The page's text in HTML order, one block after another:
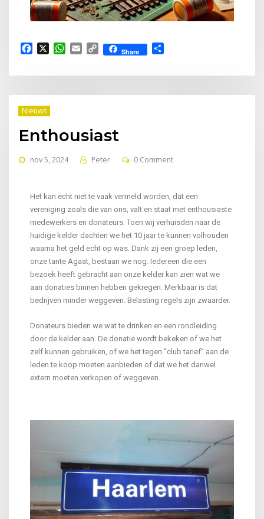
FacebookWhatsApp
EmailCopy Share
Nieuws
Enthousiast
nov 5, 2024 Peter 0 Comment
Het kan echt niet te vaak vermeld worden, dat een
vereniging zoals die van ons, valt en staat met enthousiaste
medewerkers en donateurs. Toen wij verhuisden naar de
huidige kelder dachten we het 10 jaar te kunnen volhouden
waarna het geld echt op was. Dank zij een groep leden,
onze tante Agaat, bestaan we nog. Iedereen die een
bezoek heeft gebracht aan onze kelder kan zien wat we
aan donaties binnen hebben gekregen. Merkbaar is dat
bedrijven minder weggeven. Belasting regels zijn zwaarder.
Donateurs bieden we wat te drinken en een rondleiding
door de kelder aan. De donatie wordt bekeken of we het
zelf kunnen gebruiken, of we het tegen “club tarief” aan de
leden te koop moeten aanbieden of dat we het danwel
extern moeten verkopen of weggeven.